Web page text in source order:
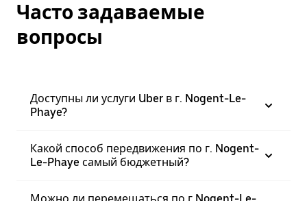
Часто задаваемые
вопросы
Доступны ли услуги Uber в г. Nogent-Le-
Phaye?
Какой способ передвижения по г. Nogent-
Le-Phaye самый бюджетный?